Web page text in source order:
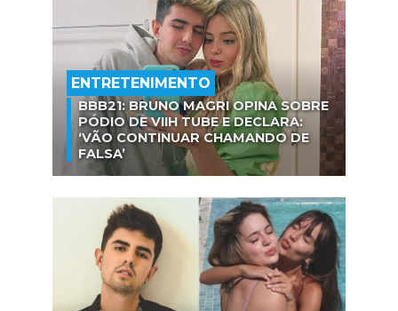
ENTRETENIMENTO
BBB21: BRUNO MAGRI OPINA SOBRE
PÓDIO DE VIIH TUBE E DECLARA:
‘VÃO CONTINUAR CHAMANDO DE
FALSA’